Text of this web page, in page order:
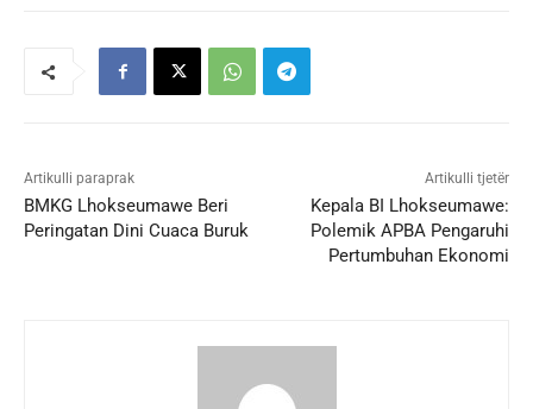
Artikulli paraprak
BMKG Lhokseumawe Beri
Peringatan Dini Cuaca Buruk
Artikulli tjetër
Kepala BI Lhokseumawe:
Polemik APBA Pengaruhi
Pertumbuhan Ekonomi